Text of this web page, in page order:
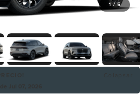
1 / 5